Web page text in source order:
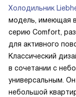
иногда пельмени,
для этого
аккуратные, за
размораживается
нечасто, так что
порядок. Смело
так же ищет
на эту модель.
Холодильник
модель, имеющая
серию Comfort,
для активного
Классический
в сочетании с
универсальным.
небольшой